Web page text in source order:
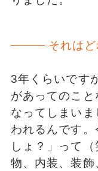
それは
3年くらいです
があってのこと
なってしまい
われるんです
しょ？」って
物、内装、装